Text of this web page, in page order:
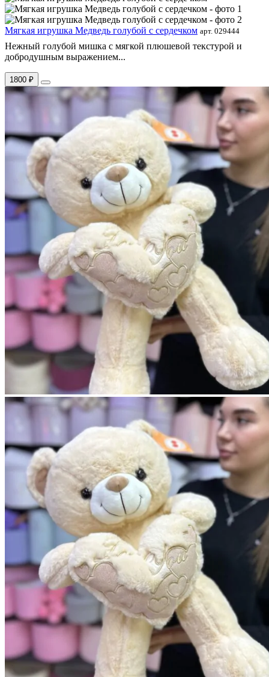
Мягкая игрушка Медведь голубой с сердечком арт. 029444
Нежный голубой мишка с мягкой плюшевой текстурой и
добродушным выражением...
1800 ₽